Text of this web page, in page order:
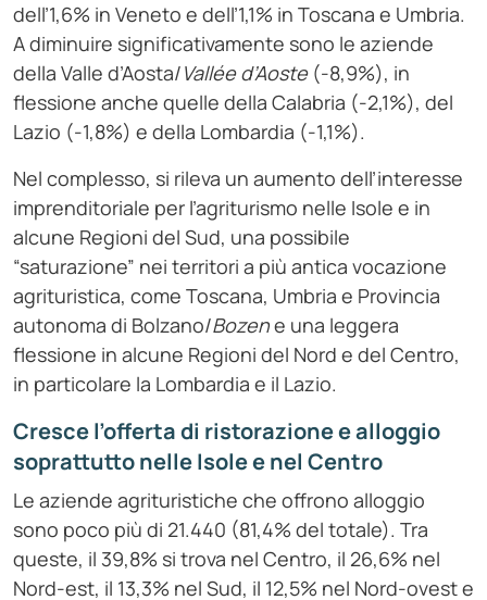
dell’1,6% in Veneto e dell’1,1% in Toscana e Umbria.
A diminuire significativamente sono le aziende
della Valle d’Aosta/Vallée d’Aoste(-8,9%), in
flessione anche quelle della Calabria (-2,1%), del
Lazio (-1,8%) e della Lombardia (-1,1%).
Nel complesso, si rileva un aumento dell’interesse
imprenditoriale per l’agriturismo nelle Isole e in
alcune Regioni del Sud, una possibile
“saturazione” nei territori a più antica vocazione
agrituristica, come Toscana, Umbria e Provincia
autonoma di Bolzano/Bozene una leggera
flessione in alcune Regioni del Nord e del Centro,
in particolare la Lombardia e il Lazio.
Cresce l’offerta di ristorazione e alloggio
soprattutto nelle Isole e nel Centro
Le aziende agrituristiche che offrono alloggio
sono poco più di 21.440 (81,4% del totale). Tra
queste, il 39,8% si trova nel Centro, il 26,6% nel
Nord-est, il 13,3% nel Sud, il 12,5% nel Nord-ovest e